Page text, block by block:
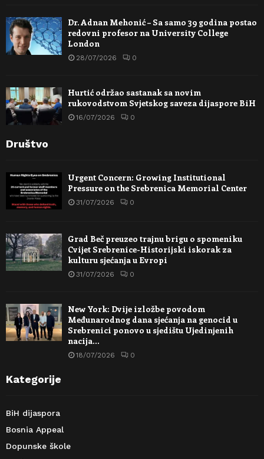
Dr. Adnan Mehonić – Sa samo 39 godina postao
redovni profesor na University College
London
28/07/2026 0
Hurtić održao sastanak sa novim
rukovodstvom Svjetskog saveza dijaspore BiH
16/07/2026 0
Društvo
Urgent Concern: Growing Institutional
Pressure on the Srebrenica Memorial Center
31/07/2026 0
Grad Beč preuzeo trajnu brigu o spomeniku
Cvijet Srebrenice-Historijski iskorak za
kulturu sjećanja u Evropi
31/07/2026 0
New York: Dvije izložbe povodom
Međunarodnog dana sjećanja na genocid u
Srebrenici ponovo u sjedištu Ujedinjenih
nacija…
18/07/2026 0
Kategorije
BiH dijaspora
Bosnia Appeal
Dopunske škole